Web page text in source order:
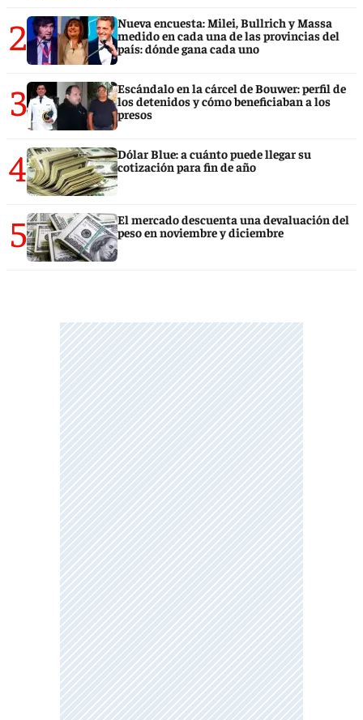
2
Nueva encuesta: Milei, Bullrich y Massa
medido en cada una de las provincias del
país: dónde gana cada uno
3
Escándalo en la cárcel de Bouwer: perfil de
los detenidos y cómo beneficiaban a los
presos
4
Dólar Blue: a cuánto puede llegar su
cotización para fin de año
5
El mercado descuenta una devaluación del
peso en noviembre y diciembre